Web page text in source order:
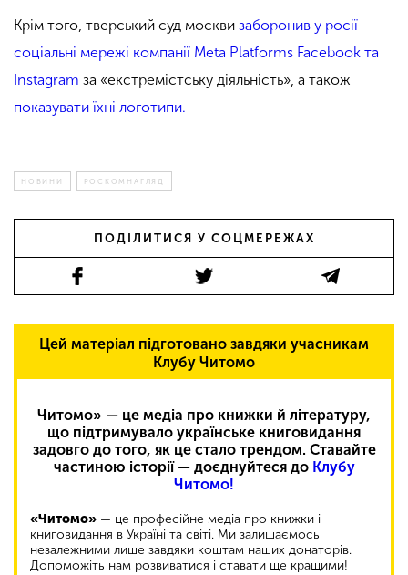
Крім того, тверський суд москви заборонив у росії
соціальні мережі компанії Meta Platforms Facebook та
Instagram за «екстремістську діяльність», а також
показувати їхні логотипи.
НОВИНИ РОСКОМНАГЛЯД
ПОДІЛИТИСЯ У СОЦМЕРЕЖАХ
Цей матеріал підготовано завдяки учасникам
Клубу Читомо
Читомо» — це медіа про книжки й літературу,
що підтримувало українське книговидання
задовго до того, як це стало трендом. Ставайте
частиною історії — доєднуйтеся до Клубу
Читомо!
«Читомо» — це професійне медіа про книжки і
книговидання в Україні та світі. Ми залишаємось
незалежними лише завдяки коштам наших донаторів.
Допоможіть нам розвиватися і ставати ще кращими!